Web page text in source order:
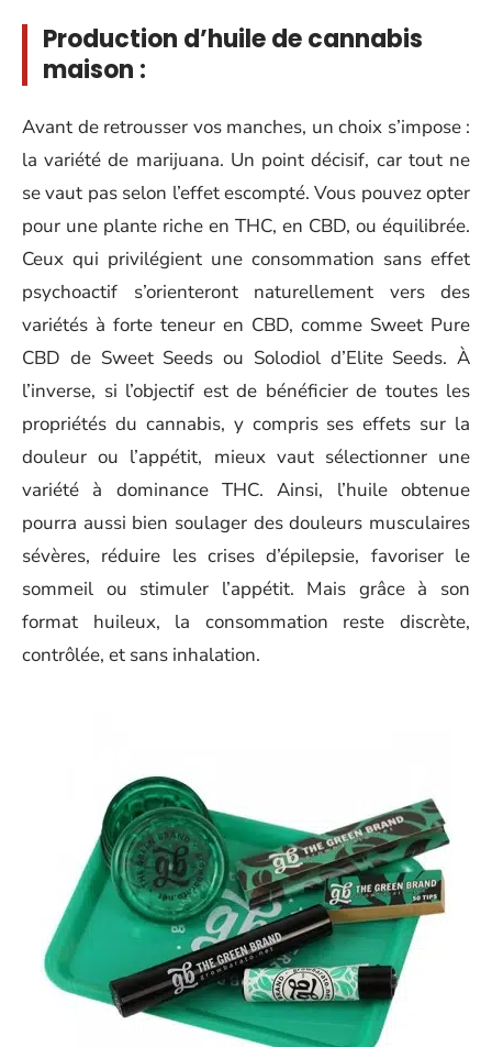
Production d’huile de cannabis
maison :
Avant de retrousser vos manches, un choix s’impose :
la variété de marijuana. Un point décisif, car tout ne
se vaut pas selon l’effet escompté. Vous pouvez opter
pour une plante riche en THC, en CBD, ou équilibrée.
Ceux qui privilégient une consommation sans effet
psychoactif s’orienteront naturellement vers des
variétés à forte teneur en CBD, comme Sweet Pure
CBD de Sweet Seeds ou Solodiol d’Elite Seeds. À
l’inverse, si l’objectif est de bénéficier de toutes les
propriétés du cannabis, y compris ses effets sur la
douleur ou l’appétit, mieux vaut sélectionner une
variété à dominance THC. Ainsi, l’huile obtenue
pourra aussi bien soulager des douleurs musculaires
sévères, réduire les crises d’épilepsie, favoriser le
sommeil ou stimuler l’appétit. Mais grâce à son
format huileux, la consommation reste discrète,
contrôlée, et sans inhalation.